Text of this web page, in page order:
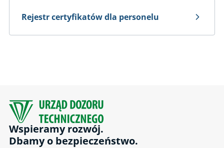
Rejestr certyfikatów dla personelu
Wspieramy rozwój.
Dbamy o bezpieczeństwo.